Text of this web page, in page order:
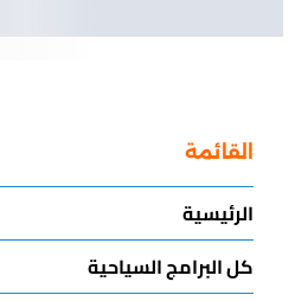
القائمة
الرئيسية
كل البرامج السياحية